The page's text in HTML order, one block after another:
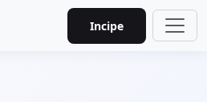
Incipe